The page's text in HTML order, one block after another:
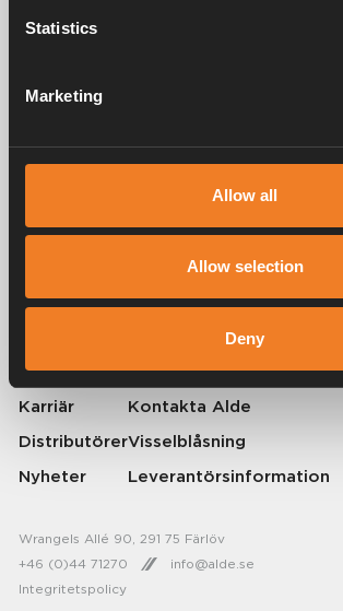
Statistics
Marketing
Allow all
Allow selection
Deny
värmesystem för husbilar och husvagnar. Redan då
© 2026 Alde International Systems AB | Part ofTruma Group
Om Alde
Karriär
Distributörer
Nyheter
Press
Kontakta Alde
Visselblåsning
Leverantörsinformation
Integritetspolicy
Wrangels Allé 90, 291 75 Färlöv
+46 (0)44 71270
info@alde.se